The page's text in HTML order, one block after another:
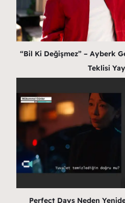
“Bil Ki Değişmez” – Ayberk
Teklisi
Perfect Days Neden